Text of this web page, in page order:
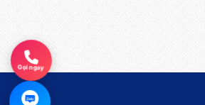
Gọi ngay
Zalo